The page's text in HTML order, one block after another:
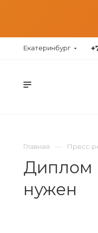
Екатеринбург
Главная Пресс-
Диплом
нужен